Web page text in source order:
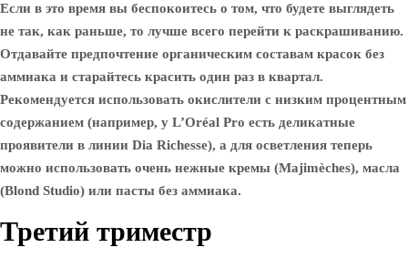
Если в это время вы беспокоитесь о том, что будете выглядеть
не так, как раньше, то лучше всего перейти к раскрашиванию.
Отдавайте предпочтение органическим составам красок без
аммиака и старайтесь красить один раз в квартал.
Рекомендуется использовать окислители с низким процентным
содержанием (например, у L’Oréal Pro есть деликатные
проявители в линии Dia Richesse), а для осветления теперь
можно использовать очень нежные кремы (Majimèches), масла
(Blond Studio) или пасты без аммиака.
Третий триместр